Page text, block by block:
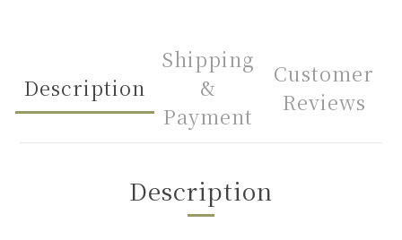
Description
Shipping
&
Payment
Customer
Reviews
Description